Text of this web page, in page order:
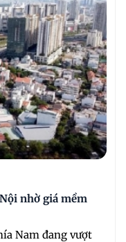
nhờ giá mềm
Nam đang vượt